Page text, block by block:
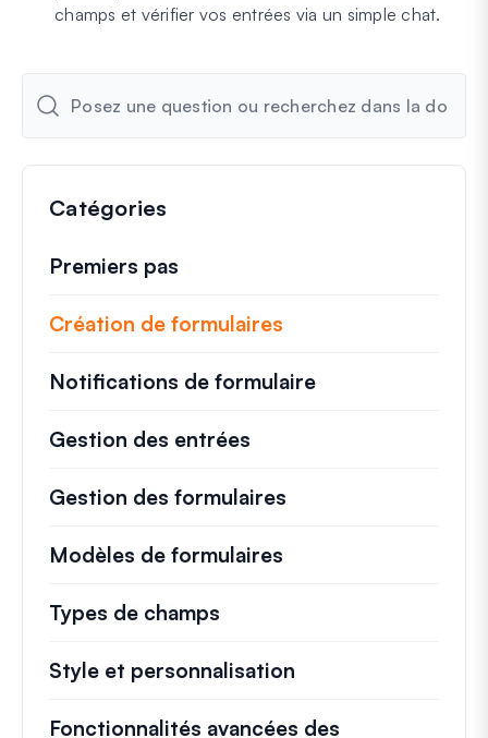
champs et vérifier vos entrées via un simple chat.
Catégories
Premiers pas
Création de formulaires
Notifications de formulaire
Gestion des entrées
Gestion des formulaires
Modèles de formulaires
Types de champs
Style et personnalisation
Fonctionnalités avancées des